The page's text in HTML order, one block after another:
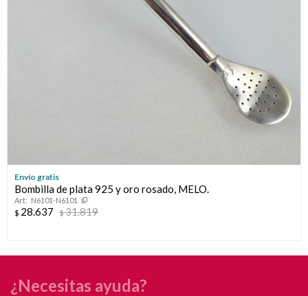
Envío gratis
Bombilla de plata 925 y oro rosado, MELO.
N6101-N6101
$ 28.637 $31.819
¿Necesitas ayuda?